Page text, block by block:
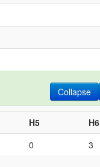
Collapse
H5
H6
0 3